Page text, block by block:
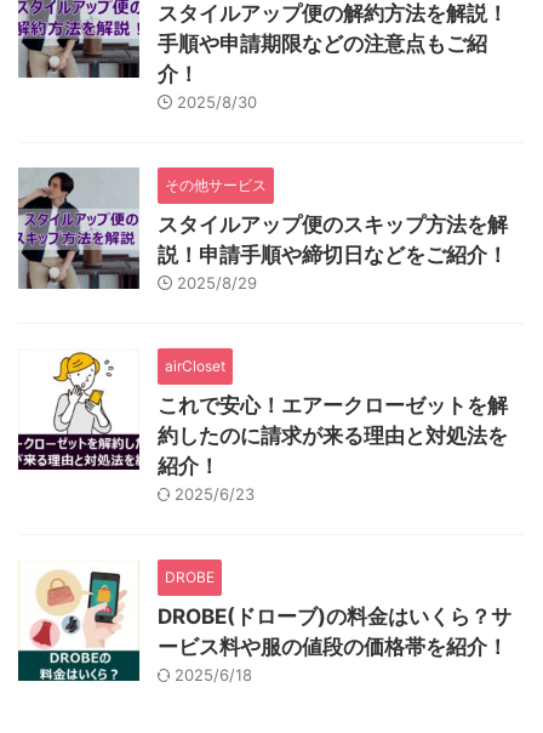
スタイルアップ便の解約方法を解説！
手順や申請期限などの注意点もご紹
介！
2025/8/30
その他サービス
スタイルアップ便のスキップ方法を解
説！申請手順や締切日などをご紹介！
2025/8/29
airCloset
これで安心！エアークローゼットを解
約したのに請求が来る理由と対処法を
紹介！
2025/6/23
DROBE
DROBE(ドローブ)の料金はいくら？サ
ービス料や服の値段の価格帯を紹介！
2025/6/18